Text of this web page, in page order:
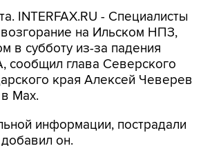
INTERFAX.RU - Специалисты
на Ильском НПЗ,
в субботу из-за падения
глава Северского
края Алексей Чеверев
Max.
информации, пострадали
он.